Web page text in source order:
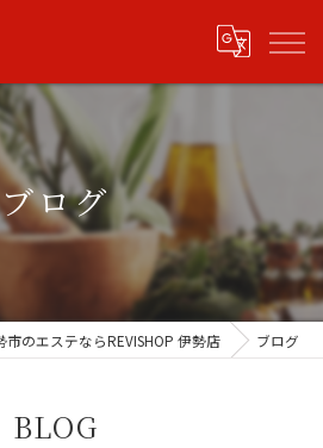
ブログ
市のエステならREVISHOP 伊勢店 ブログ
BLOG